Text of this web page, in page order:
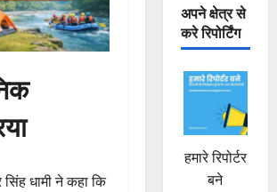
धामी ने कहा कि
अपने क्षेत्र से
करे रिपोर्टिंग
हमारे रिपोर्टर
बने